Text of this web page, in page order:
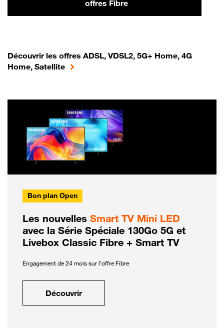
offres Fibre
Découvrir les offres ADSL, VDSL2, 5G+ Home, 4G
Home, Satellite
Bon plan Open
Les nouvelles Smart TV Mini LED
avec la Série Spéciale 130Go 5G et
Livebox Classic Fibre + Smart TV
Engagement de 24 mois sur l'offre Fibre
Découvrir